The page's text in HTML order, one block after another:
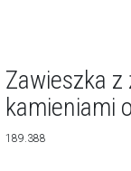
Zawieszka z
kamieniami
189.388